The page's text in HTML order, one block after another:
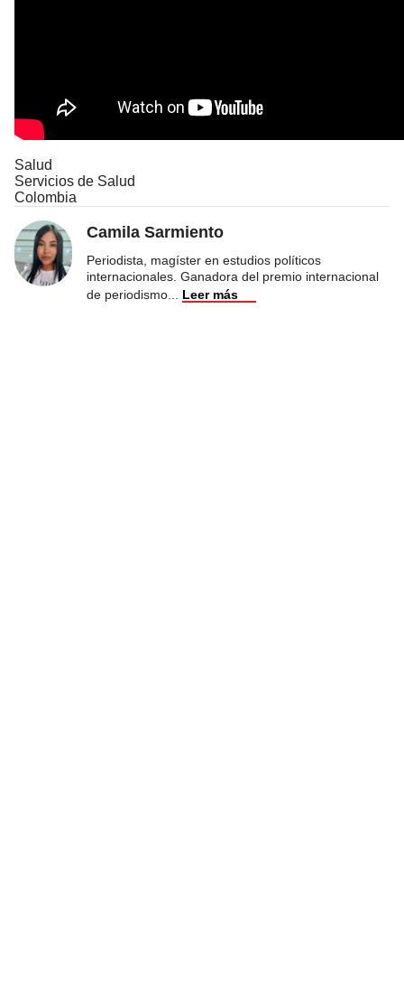
Salud
Servicios de Salud
Colombia
Camila Sarmiento
Periodista, magíster en estudios políticos
internacionales. Ganadora del premio internacional
de periodismo
Leer más